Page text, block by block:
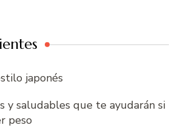
japonés
y saludables que te ayudarán si
peso